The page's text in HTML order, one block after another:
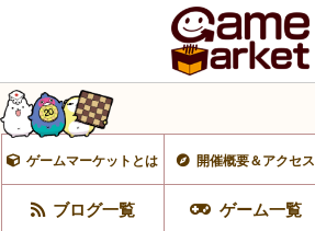
ゲームマーケットとは 開催概要＆アクセス
ブログ一覧 ゲーム一覧